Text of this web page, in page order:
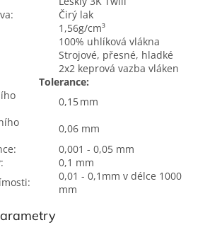
Čirý lak
1,56g/cm³
100% uhlíková vlákna
Strojové, přesné, hladké
2x2 keprová vazba vláken
Tolerance:
0,15 mm
0,06 mm
0,001 - 0,05 mm
0,1 mm
0,01 - 0,1mm v délce 1000
mm